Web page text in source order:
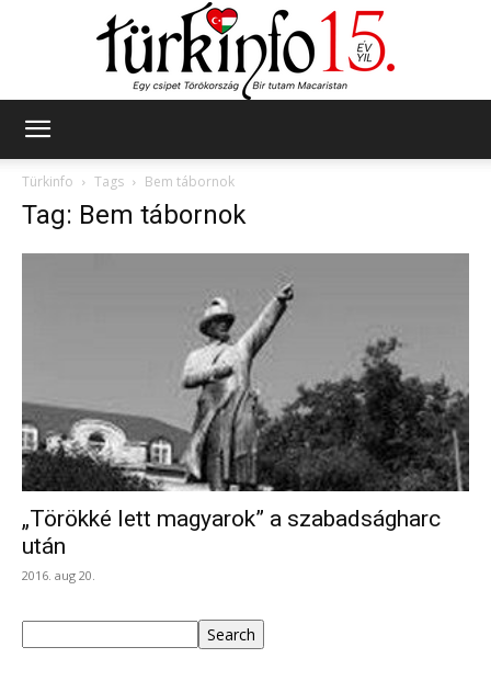
Türkinfo
Tags Bem tábornok
Tag: Bem tábornok
„Törökké lett magyarok” a szabadságharc
után
2016. aug 20.
Search